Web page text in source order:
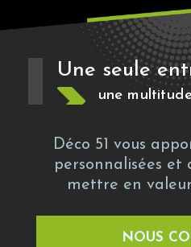
Une seule
une
Déco 51 vous
personnalisées et
mettre en
NOUS